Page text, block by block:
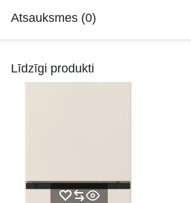
Atsauksmes (0)
Līdzīgi produkti